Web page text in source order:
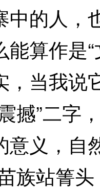
中的人，
能算作是
，当我说
撼”二字
意义，自
族站箐